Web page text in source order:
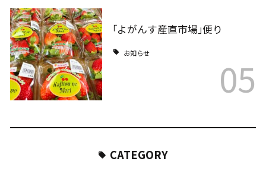
｢よがんす産直市場｣便り
お知らせ
05
CATEGORY